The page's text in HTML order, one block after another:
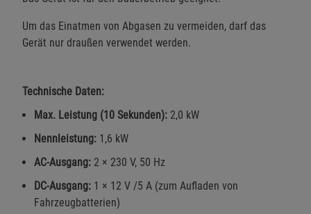
Um das Einatmen von Abgasen zu vermeiden, darf das
Gerät nur draußen verwendet werden.
Technische Daten:
Max. Leistung (10 Sekunden): 2,0 kW
Nennleistung: 1,6 kW
AC-Ausgang: 2 × 230 V, 50 Hz
DC-Ausgang: 1 × 12 V /5 A (zum Aufladen von
Fahrzeugbatterien)
Statistik Cookies (1)
Beschreibung Statistik Cookies
Marketing Cookies (3)
Beschreibung Marketing Cookies
Cookie-Informationen
Datenschutzerklärung